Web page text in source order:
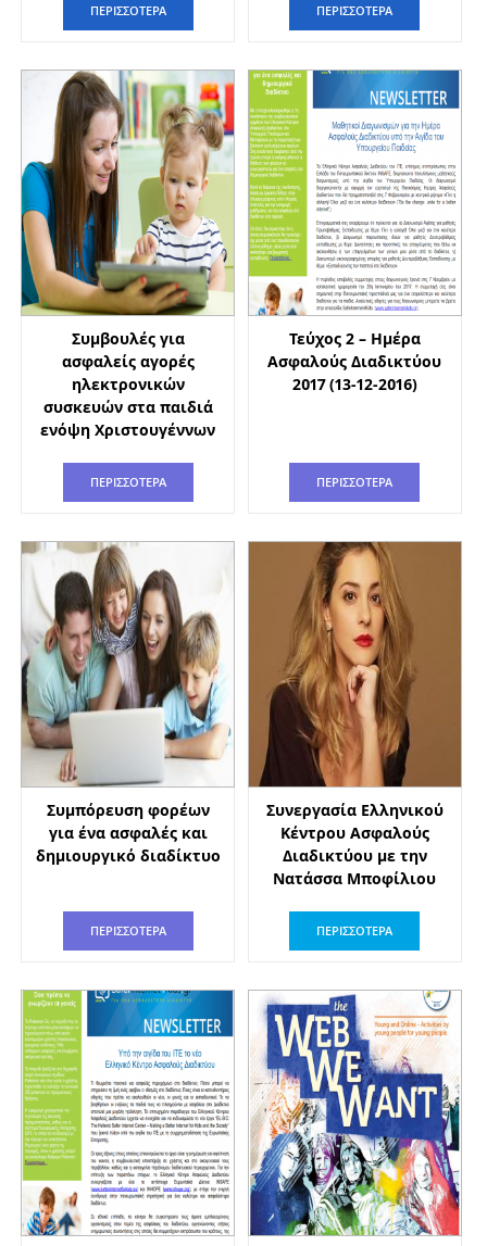
ΠΕΡΙΣΣΟΤΕΡΑ ΠΕΡΙΣΣΟΤΕΡΑ
Συμβουλές για
ασφαλείς αγορές
ηλεκτρονικών
συσκευών στα παιδιά
ενόψη Χριστουγέννων
ΠΕΡΙΣΣΟΤΕΡΑ
Τεύχος 2 – Ημέρα
Ασφαλούς Διαδικτύου
2017 (13-12-2016)
ΠΕΡΙΣΣΟΤΕΡΑ
Συμπόρευση φορέων
για ένα ασφαλές και
δημιουργικό διαδίκτυο
ΠΕΡΙΣΣΟΤΕΡΑ
Συνεργασία Ελληνικού
Κέντρου Ασφαλούς
Διαδικτύου με την
Νατάσσα Μποφίλιου
ΠΕΡΙΣΣΟΤΕΡΑ